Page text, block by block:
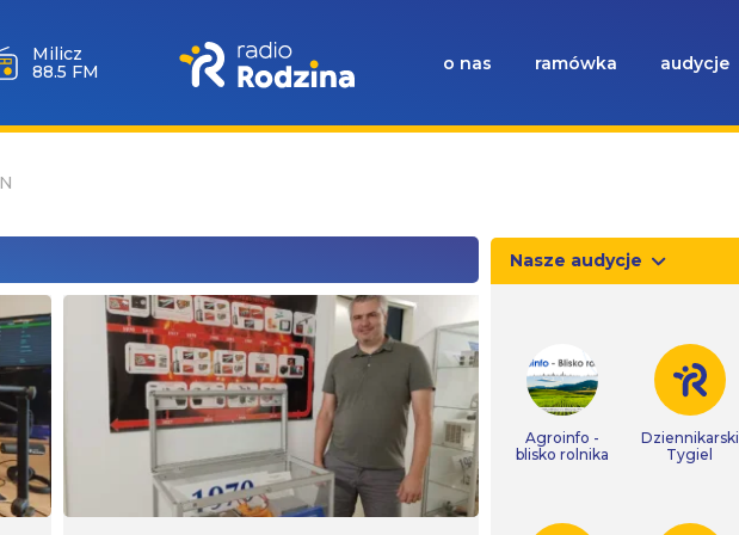
Milicz
88.5 FM
o nas ramówka audycje
Nasze audycje
Agroinfo -
blisko rolnika
Dziennikarski
Tygiel